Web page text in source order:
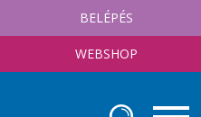
BELÉPÉS
WEBSHOP